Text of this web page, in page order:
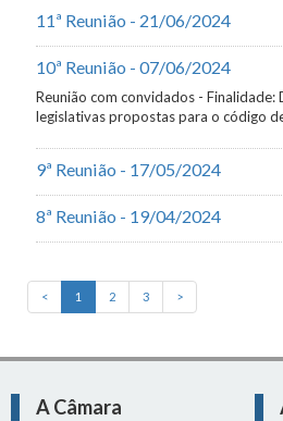
11ª Reunião - 21/06/2024
10ª Reunião - 07/06/2024
Reunião com convidados - Finalidade:
legislativas propostas para o código
9ª Reunião - 17/05/2024
8ª Reunião - 19/04/2024
< 1 2 3 >
A Câmara